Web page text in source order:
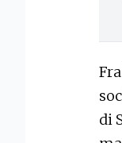
di